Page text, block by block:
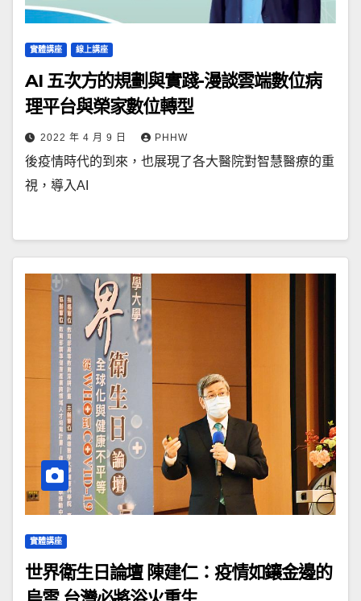
實體講座 線上講座
AI 五次方的規劃與實踐-漫談雲端數位病
理平台與榮家數位轉型
2022 年 4 月 9 日 PHHW
後疫情時代的到來，也展現了各大醫院對智慧醫療的重
視，導入AI
實體講座
世界衛生日論壇 陳建仁：疫情如鑲金邊的